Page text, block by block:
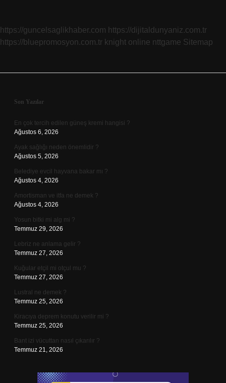
https://guncelsaglikhaber.com https://dijitaldunyaniz.com.tr
https://bluepromosyon.com.tr knight online nttgame Sitemap
Sidebar
Son Yazılar
En çok tercih edilen güneş kremi hangisi ?
Ağustos 6, 2026
Ayak sağlığı neden önemlidir ?
Ağustos 5, 2026
Belediye evcil hayvana bakar mı ?
Ağustos 4, 2026
Amortisman ve itfa ne demek ?
Ağustos 4, 2026
Yosun bitki mi alg mi ?
Temmuz 29, 2026
Lebriz ne anlama gelir ?
Temmuz 27, 2026
Kuğular etçil mi otçul mu ?
Temmuz 27, 2026
Lustral ne demek ?
Temmuz 25, 2026
Kiracıya deprem konutu verilir mi ?
Temmuz 25, 2026
Bant izi vücuttan nasıl çıkarılır ?
Temmuz 21, 2026